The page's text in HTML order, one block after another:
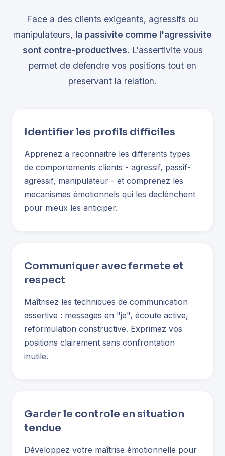
Face a des clients exigeants, agressifs ou
manipulateurs, la passivite comme l'agressivite
sont contre-productives. L'assertivite vous
permet de defendre vos positions tout en
preservant la relation.
Identifier les profils difficiles
Apprenez a reconnaitre les differents types
de comportements clients - agressif, passif-
agressif, manipulateur - et comprenez les
mecanismes émotionnels qui les declénchent
pour mieux les anticiper.
Communiquer avec fermete et
respect
Maîtrisez les techniques de communication
assertive : messages en "je", écoute active,
reformulation constructive. Exprimez vos
positions clairement sans confrontation
inutile.
Garder le controle en situation
tendue
Développez votre maîtrise émotionnelle pour